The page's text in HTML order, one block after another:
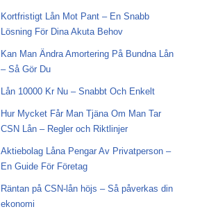
Kortfristigt Lån Mot Pant – En Snabb
Lösning För Dina Akuta Behov
Kan Man Ändra Amortering På Bundna Lån
– Så Gör Du
Lån 10000 Kr Nu – Snabbt Och Enkelt
Hur Mycket Får Man Tjäna Om Man Tar
CSN Lån – Regler och Riktlinjer
Aktiebolag Låna Pengar Av Privatperson –
En Guide För Företag
Räntan på CSN-lån höjs – Så påverkas din
ekonomi